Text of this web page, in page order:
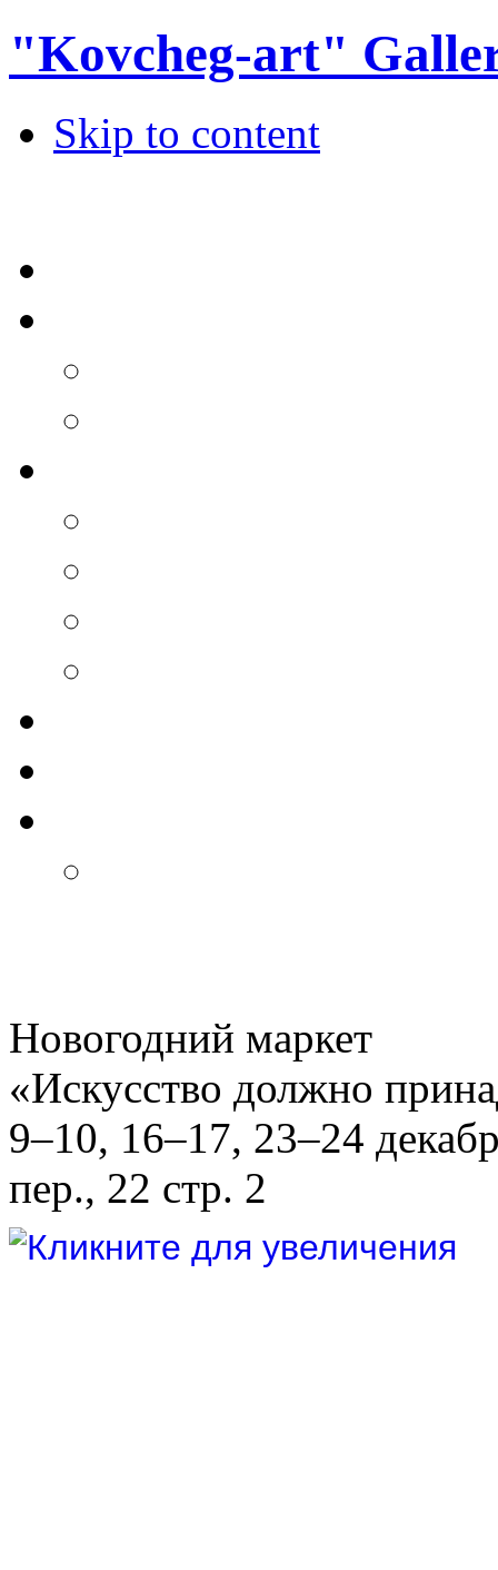
"Kovcheg-art"
Skip to content
Новогодний маркет
«Искусство должно
9–10, 16–17, 23–24
пер., 22 стр. 2